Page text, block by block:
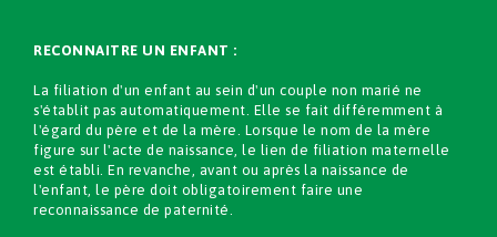
RECONNAITRE UN ENFANT :
La filiation d'un enfant au sein d'un couple non marié ne
s'établit pas automatiquement. Elle se fait différemment à
l'égard du père et de la mère. Lorsque le nom de la mère
figure sur l'acte de naissance, le lien de filiation maternelle
est établi. En revanche, avant ou après la naissance de
l'enfant, le père doit obligatoirement faire une
reconnaissance de paternité.